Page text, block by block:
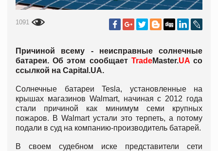
1091
Причиной всему - неисправные солнечные
батареи. Об этом сообщает TradeMaster.UAсо
ссылкой на Capital.UA.
Солнечные батареи Tesla, установленные на
крышах магазинов Walmart, начиная с 2012 года
стали причиной как минимум семи крупных
пожаров. В Walmart устали это терпеть, а потому
подали в суд на компанию-производитель батарей.
В своем судебном иске представители сети